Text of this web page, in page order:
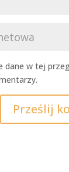
dane w tej